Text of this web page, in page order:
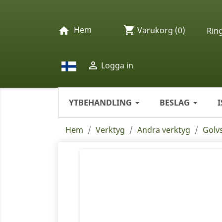
home Hem
 Logga in
shopping_cart Varukorg (0)
YTBEHANDLING BESLAG
Hem Verktyg Andra verktyg